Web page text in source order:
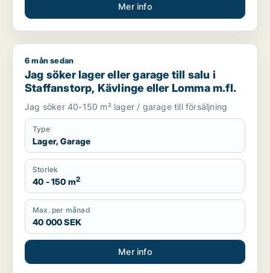
Mer info
Jag söker lager eller garage till salu i Staffanstorp, Kävlinge
6 mån sedan
Jag söker lager eller garage till salu i
Staffanstorp, Kävlinge eller Lomma m.fl.
Jag söker 40-150 m² lager / garage till försäljning
Type
Lager, Garage
Storlek
40 - 150 m2
Max. per månad
40 000 SEK
Mer info